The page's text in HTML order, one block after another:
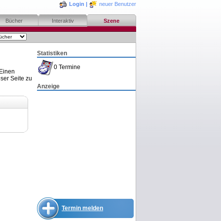
Login | neuer Benutzer
Bücher Interaktiv Szene
Statistiken
0 Termine
Anzeige
Termin melden
Seite zu